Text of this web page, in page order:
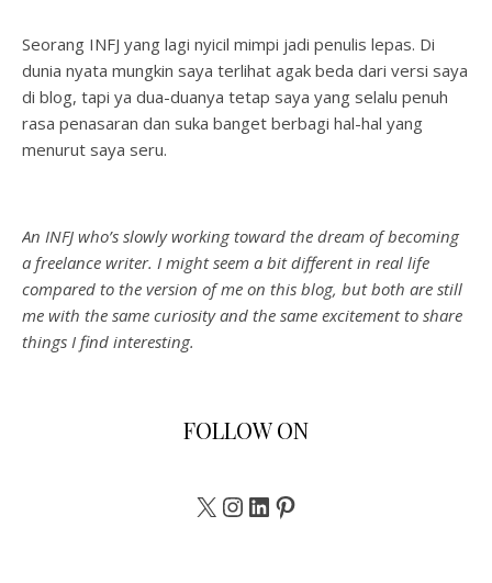
Seorang INFJ yang lagi nyicil mimpi jadi penulis lepas. Di
dunia nyata mungkin saya terlihat agak beda dari versi saya
di blog, tapi ya dua-duanya tetap saya yang selalu penuh
rasa penasaran dan suka banget berbagi hal-hal yang
menurut saya seru.
An INFJ who’s slowly working toward the dream of becoming
a freelance writer. I might seem a bit different in real life
compared to the version of me on this blog, but both are still
me with the same curiosity and the same excitement to share
things I find interesting.
FOLLOW ON
X Instagram
LinkedInPinterest